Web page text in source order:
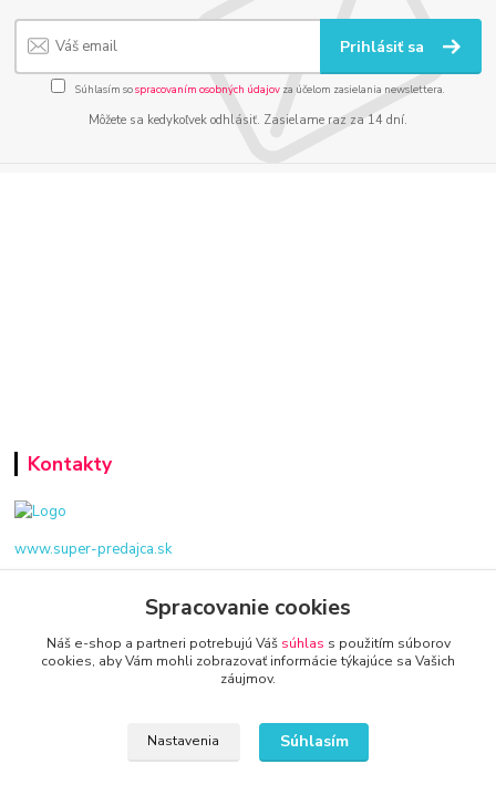
Prihlásiť sa
Súhlasím sospracovaním osobných údajov za účelom zasielania newslettera.
Môžete sa kedykoľvek odhlásiť. Zasielame raz za 14 dní.
Kontakty
www.super-predajca.sk
info@kamenik.sk
Spracovanie cookies
Náš e-shop a partneri potrebujú Váš súhlas s použitím súborov
cookies, aby Vám mohli zobrazovať informácie týkajúce sa Vašich
záujmov.
Nastavenia Súhlasím